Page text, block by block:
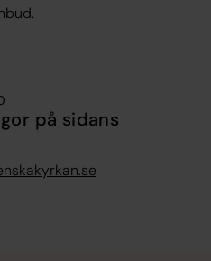
på sidans